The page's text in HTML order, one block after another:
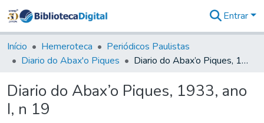
&
Coleções
Tudo na
Digital
Entrar
Início Hemeroteca
Periódicos Paulistas
Diario do Abax'o Piques
Diario do Abax’o Piques, 1933, ano I, n 19
Diario do Abax’o Piques, 1933, ano
I, n 19